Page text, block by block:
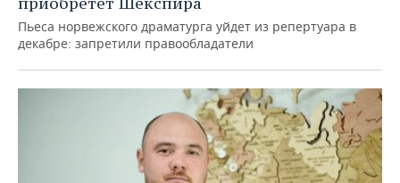
Пьеса норвежского драматурга уйдет из репертуара в
декабре: запретили правообладатели